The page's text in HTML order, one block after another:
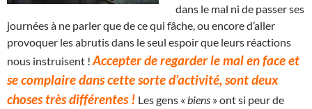
dans le mal ni de passer ses
journées à ne parler que de ce qui fâche, ou encore d’aller
provoquer les abrutis dans le seul espoir que leurs réactions
nous instruisent ! Accepter de regarder le mal en face et
se complaire dans cette sorte d’activité, sont deux
choses très différentes ! Les gens « biens » ont si peur de